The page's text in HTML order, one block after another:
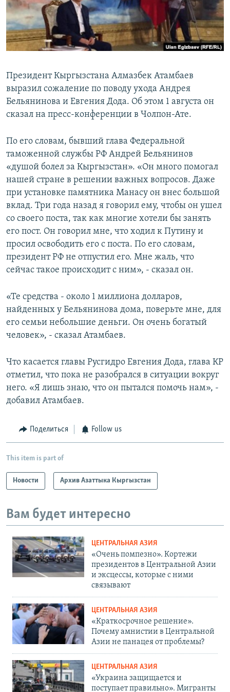
Президент Кыргызстана Алмазбек Атамбаев
выразил сожаление по поводу ухода Андрея
Бельянинова и Евгения Дода. Об этом 1 августа он
сказал на пресс-конференции в Чолпон-Ате.
По его словам, бывший глава Федеральной
таможенной службы РФ Андрей Бельянинов
«душой болел за Кыргызстан». «Он много помогал
нашей стране в решении важных вопросов. Даже
при установке памятника Манасу он внес большой
вклад. Три года назад я говорил ему, чтобы он ушел
со своего поста, так как многие хотели бы занять
его пост. Он говорил мне, что ходил к Путину и
просил освободить его с поста. По его словам,
президент РФ не отпустил его. Мне жаль, что
сейчас такое происходит с ним», - сказал он.
«Те средства - около 1 миллиона долларов,
найденных у Бельянинова дома, поверьте мне, для
его семьи небольшие деньги. Он очень богатый
человек», - сказал Атамбаев.
Что касается главы Русгидро Евгения Дода, глава КР
отметил, что пока не разобрался в ситуации вокруг
него. «Я лишь знаю, что он пытался помочь нам», -
добавил Атамбаев.
Поделиться Follow us
This item is part of
Новости Архив Азаттыка Кыргызстан
Вам будет интересно
ЦЕНТРАЛЬНАЯ АЗИЯ
«Очень помпезно». Кортежи
президентов в Центральной Азии
и эксцессы, которые с ними
связывают
ЦЕНТРАЛЬНАЯ АЗИЯ
«Краткосрочное решение».
Почему амнистии в Центральной
Азии не панацея от проблемы?
ЦЕНТРАЛЬНАЯ АЗИЯ
«Украина защищается и
поступает правильно». Мигранты